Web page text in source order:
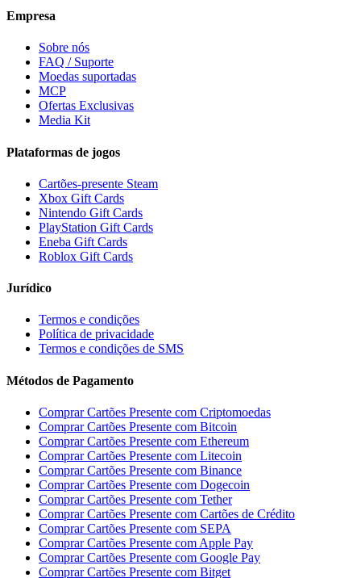
Empresa
Sobre nós
FAQ / Suporte
Moedas suportadas
MCP
Ofertas Exclusivas
Media Kit
Plataformas de jogos
Cartões-presente Steam
Xbox Gift Cards
Nintendo Gift Cards
PlayStation Gift Cards
Eneba Gift Cards
Roblox Gift Cards
Jurídico
Termos e condições
Política de privacidade
Termos e condições de SMS
Métodos de Pagamento
Comprar Cartões Presente com Criptomoedas
Comprar Cartões Presente com Bitcoin
Comprar Cartões Presente com Ethereum
Comprar Cartões Presente com Litecoin
Comprar Cartões Presente com Binance
Comprar Cartões Presente com Dogecoin
Comprar Cartões Presente com Tether
Comprar Cartões Presente com Cartões de Crédito
Comprar Cartões Presente com SEPA
Comprar Cartões Presente com Apple Pay
Comprar Cartões Presente com Google Pay
Comprar Cartões Presente com Bitget